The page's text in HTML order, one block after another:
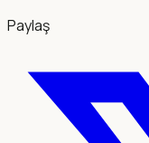
Paylaş